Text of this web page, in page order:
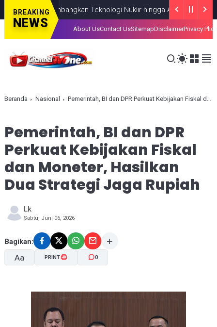
BREAKING
NEWS
Kembangkan Teknologi Nuklir hingga AI NASIONAL
About UsContact UsSitemapDisclaimerPrivacy Plice
Beranda Nasional Pemerintah, BI dan DPR Perkuat Kebijakan Fiskal dan Moneter, Hasilkan Dua Strategi Jaga Rupiah
Pemerintah, BI dan DPR
Perkuat Kebijakan Fiskal
dan Moneter, Hasilkan
Dua Strategi Jaga Rupiah
Lk
Sabtu, Juni 06, 2026
Bagikan:
Aa PRINT 0